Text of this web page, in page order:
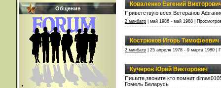
Общение
Коваленко Евгений
Приветствую всех Ветеранов
2 минбатр | май 1986 - май 1988 |
Кострюков Игорь Тимофеевич
2 минбатр | 25 апреля 1978 - 9 марта 1980 |
Кучеров Юрий Викторович
Пишите,звоните кто помнит
Гомель Беларусь